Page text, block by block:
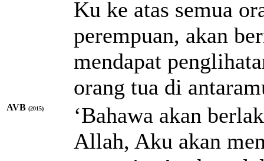
Ku ke atas semua
perempuan, akan
mendapat
orang tua di
AVB (2015)
‘Bahawa akan
Allah, Aku akan